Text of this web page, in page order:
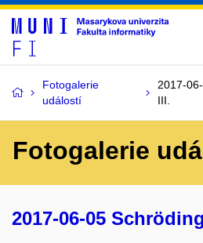
Fotogalerie
událostí
2017-
III.
Fotogalerie
2017-06-05